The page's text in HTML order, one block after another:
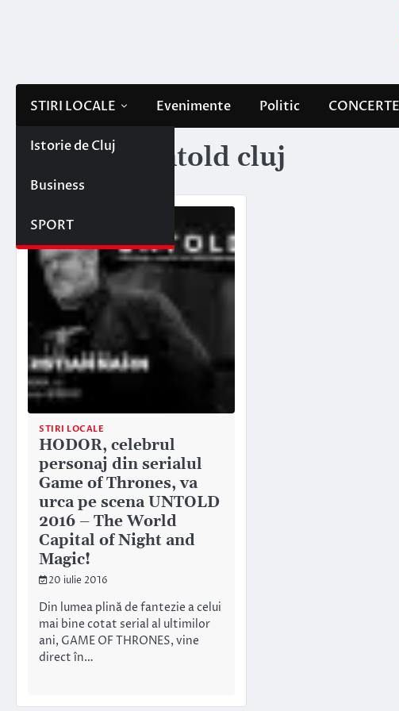
STIRI LOCALE
Istorie de Cluj
Business
SPORT
Evenimente Politic
Etichetă: untold cluj
STIRI LOCALE
HODOR, celebrul
personaj din serialul
Game of Thrones, va
urca pe scena UNTOLD
2016 – The World
Capital of Night and
Magic!
20 iulie 2016
Din lumea plină de fantezie a celui
mai bine cotat serial al ultimilor
ani, GAME OF THRONES, vine
direct în…